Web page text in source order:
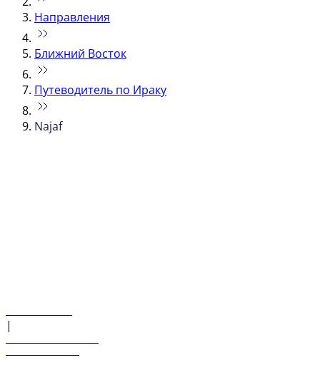
Направления
Ближний Восток
Путеводитель по Ираку
Najaf
|